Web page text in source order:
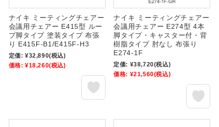
ナイキ ミーティングチェアー
会議用チェアー E415型 ルー
プ脚タイプ 塗装タイプ 布張
り E415F-B1/E415F-H3
定価: ¥32,890(税込)
価格: ¥18,260(税込)
ナイキ ミーティングチェアー
会議用チェアー E274型 4本
脚タイプ・キャスター付・背
樹脂タイプ 肘なし 布張り
E274-1F
定価: ¥38,720(税込)
価格: ¥21,560(税込)